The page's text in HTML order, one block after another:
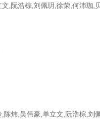
,阮浩棕,刘佩玥,徐荣,何沛珈,
炜,吴伟豪,单立文,阮浩棕,刘